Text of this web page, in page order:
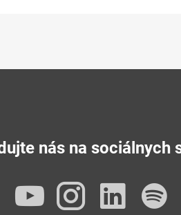
nás na sociálnych
Facebook
YouTube